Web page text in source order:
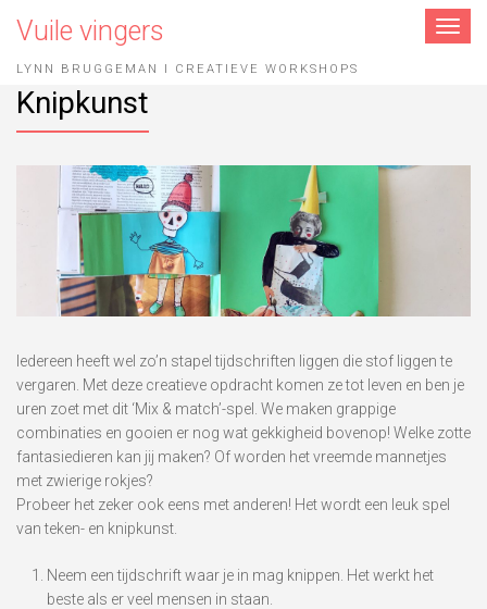
Toggle
Vuile vingers
LYNN BRUGGEMAN I CREATIEVE WORKSHOPS
Knipkunst
Iedereen heeft wel zo’n stapel tijdschriften liggen die stof liggen te
vergaren. Met deze creatieve opdracht komen ze tot leven en ben je
uren zoet met dit ‘Mix & match’-spel. We maken grappige
combinaties en gooien er nog wat gekkigheid bovenop! Welke zotte
fantasiedieren kan jij maken? Of worden het vreemde mannetjes
met zwierige rokjes?
Probeer het zeker ook eens met anderen! Het wordt een leuk spel
van teken- en knipkunst.
Neem een tijdschrift waar je in mag knippen. Het werkt het
beste als er veel mensen in staan.